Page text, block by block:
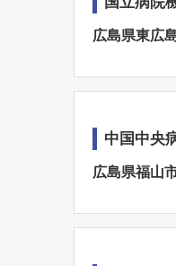
広島県東広
中国中央
広島県福山